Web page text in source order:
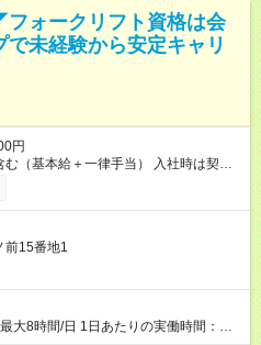
ォークリフト資格は会
未経験から安定キャリ
円
（基本給＋一律手当） 入社時は契約
きます（1年後正社員登用） ※上記金額
前15番地1
大8時間/日 1日あたりの実働時間：最